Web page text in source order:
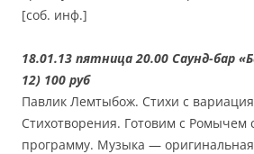
[соб. инф.]
18.01.13 пятница 20.00 Саунд-бар
12) 100 руб
Павлик Лемтыбож. Стихи с
Стихотворения. Готовим с Ромычем
программу. Музыка —